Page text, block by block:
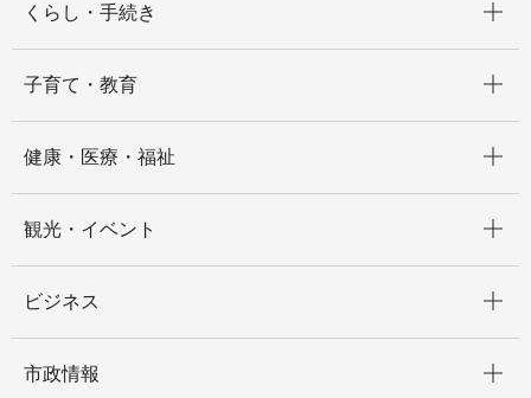
くらし・手続き
子育て・教育
健康・医療・福祉
観光・イベント
ビジネス
市政情報